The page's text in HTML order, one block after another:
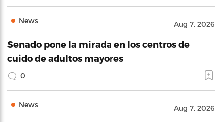
News Aug 7, 2026
Senado pone la mirada en los centros de
cuido de adultos mayores
0
News Aug 7, 2026